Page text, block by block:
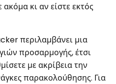
κι αν είστε εκτός
περιλαμβάνει μια
προσαρμογής, έτσι
με ακρίβεια την
παρακολούθησης. Για